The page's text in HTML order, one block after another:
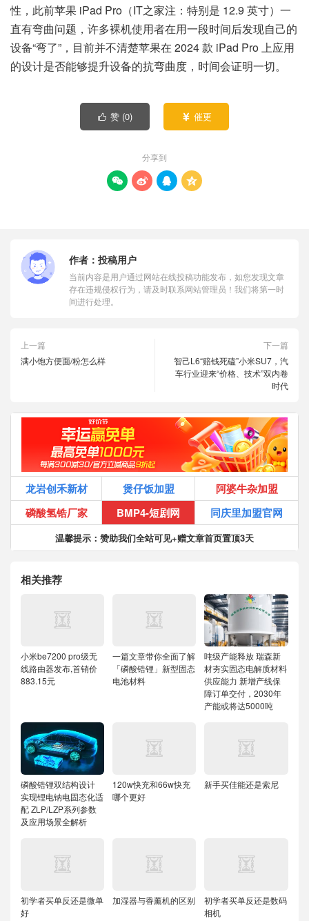
性，此前苹果 iPad Pro（IT之家注：特别是 12.9 英寸）一
直有弯曲问题，许多裸机使用者在用一段时间后发现自己的
设备“弯了”，目前并不清楚苹果在 2024 款 iPad Pro 上应用
的设计是否能够提升设备的抗弯曲度，时间会证明一切。
 赞 (0)  催更
分享到
   
作者： 投稿用户
当前内容是用户通过网站在线投稿功能发布，如您发现文章
存在违规侵权行为，请及时联系网站管理员！我们将第一时
间进行处理。
上一篇
满小饱方便面/粉怎么样
下一篇
智己L6“赔钱死磕”小米SU7，汽
车行业迎来“价格、技术”双内卷
时代
龙岩创禾新材 煲仔饭加盟
阿婆牛杂加盟
磷酸氢锆厂家
BMP4-短剧网 同庆里加盟官网
温馨提示：赞助我们全站可见+赠文章首页置顶3天
相关推荐
小米be7200 pro级无
线路由器发布,首销价
883.15元
一篇文章带你全面了解
「磷酸锆锂」新型固态
电池材料
吨级产能释放 瑞森新
材夯实固态电解质材料
供应能力新增产线保
障订单交付，2030年
产能或将达5000吨
磷酸锆锂双结构设计
实现锂电钠电固态化适
配ZLP/LZP系列参数
及应用场景全解析
120w快充和66w快充
哪个更好
新手买佳能还是索尼
初学者买单反还是微单
好
加湿器与香薰机的区别
初学者买单反还是数码
相机